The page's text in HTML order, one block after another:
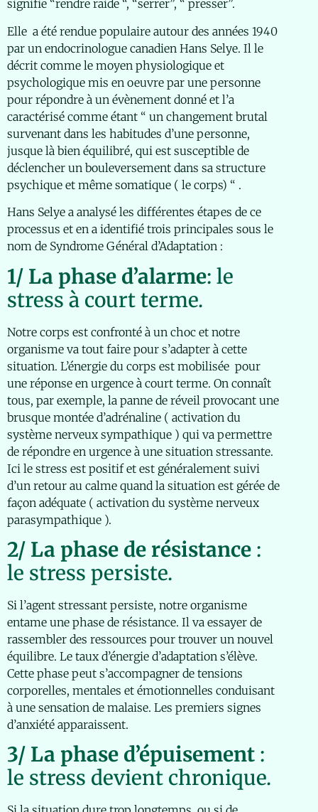
signifie “rendre raide “, “serrer”, “ presser”.
Elle a été rendue populaire autour des années 1940
par un endocrinologue canadien Hans Selye. Il le
décrit comme le moyen physiologique et
psychologique mis en oeuvre par une personne
pour répondre à un évènement donné et l’a
caractérisé comme étant “ un changement brutal
survenant dans les habitudes d’une personne,
jusque là bien équilibré, qui est susceptible de
déclencher un bouleversement dans sa structure
psychique et même somatique ( le corps) “ .
Hans Selye a analysé les différentes étapes de ce
processus et en a identifié trois principales sous le
nom de Syndrome Général d’Adaptation :
1/ La phase d’alarme: le
stress à court terme.
Notre corps est confronté à un choc et notre
organisme va tout faire pour s’adapter à cette
situation. L’énergie du corps est mobilisée pour
une réponse en urgence à court terme. On connaît
tous, par exemple, la panne de réveil provocant une
brusque montée d’adrénaline ( activation du
système nerveux sympathique ) qui va permettre
de répondre en urgence à une situation stressante.
Ici le stress est positif et est généralement suivi
d’un retour au calme quand la situation est gérée de
façon adéquate ( activation du système nerveux
parasympathique ).
2/ La phase de résistance :
le stress persiste.
Si l’agent stressant persiste, notre organisme
entame une phase de résistance. Il va essayer de
rassembler des ressources pour trouver un nouvel
équilibre. Le taux d’énergie d’adaptation s’élève.
Cette phase peut s’accompagner de tensions
corporelles, mentales et émotionnelles conduisant
à une sensation de malaise. Les premiers signes
d’anxiété apparaissent.
3/ La phase d’épuisement :
le stress devient chronique.